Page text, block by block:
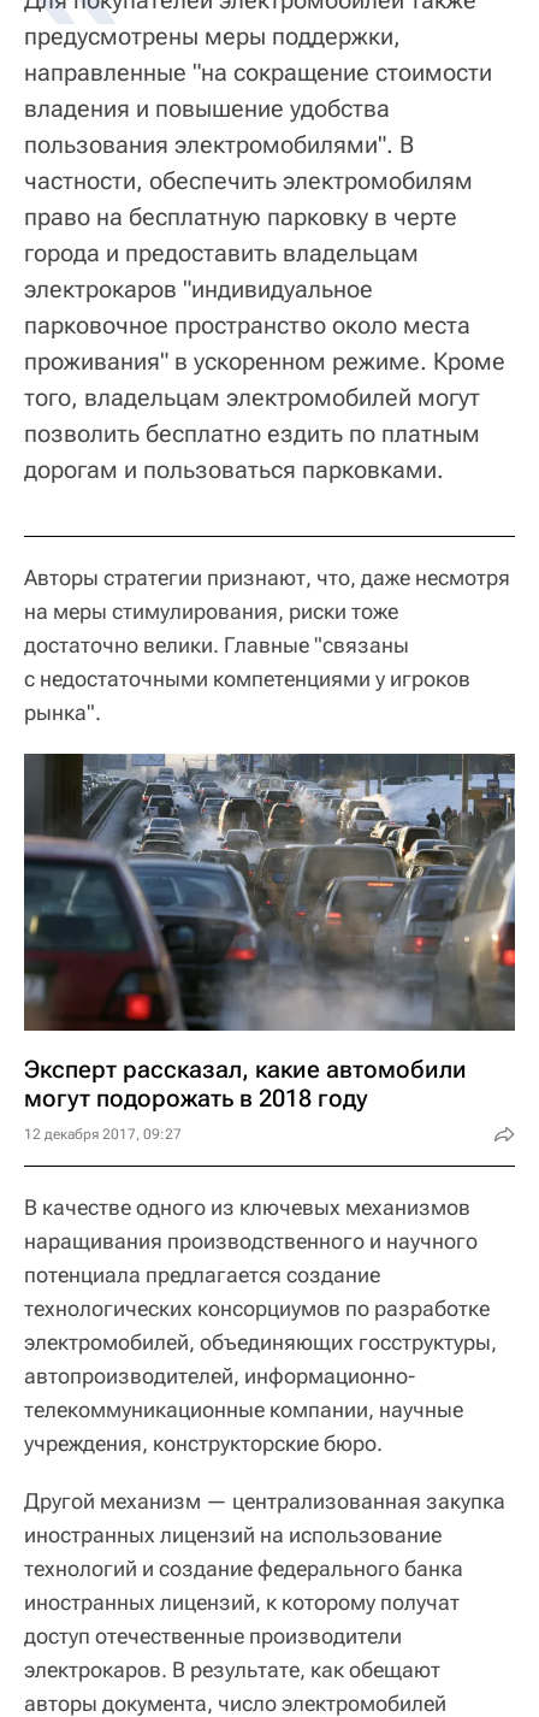
предусмотрены меры поддержки,
направленные "на сокращение стоимости
владения и повышение удобства
пользования электромобилями". В
частности, обеспечить электромобилям
право на бесплатную парковку в черте
города и предоставить владельцам
электрокаров "индивидуальное
парковочное пространство около места
проживания" в ускоренном режиме. Кроме
того, владельцам электромобилей могут
позволить бесплатно ездить по платным
дорогам и пользоваться парковками.
Авторы стратегии признают, что, даже несмотря
на меры стимулирования, риски тоже
достаточно велики. Главные "связаны
с недостаточными компетенциями у игроков
рынка".
Эксперт рассказал, какие автомобили
могут подорожать в 2018 году
12 декабря 2017, 09:27
В качестве одного из ключевых механизмов
наращивания производственного и научного
потенциала предлагается создание
технологических консорциумов по разработке
электромобилей, объединяющих госструктуры,
автопроизводителей, информационно-
телекоммуникационные компании, научные
учреждения, конструкторские бюро.
Другой механизм — централизованная закупка
иностранных лицензий на использование
технологий и создание федерального банка
иностранных лицензий, к которому получат
доступ отечественные производители
электрокаров. В результате, как обещают
авторы документа, число электромобилей